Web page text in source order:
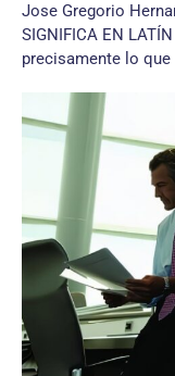
Jose Gregorio
SIGNIFICA EN
precisamente lo